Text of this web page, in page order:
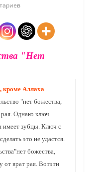
"Нет
кроме Аллаха
"нет божества,
Однако ключ
имеет зубцы. Ключ с
это не удастся.
божества,
от врат рая. Вотэти